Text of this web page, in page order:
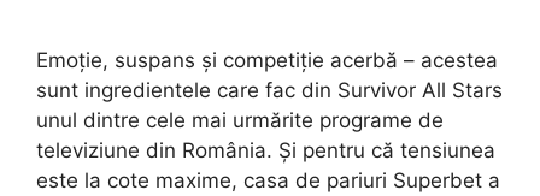
Emoție, suspans și competiție acerbă – acestea
sunt ingredientele care fac din Survivor All Stars
unul dintre cele mai urmărite programe de
televiziune din România. Și pentru că tensiunea
este la cote maxime, casa de pariuri Superbet a